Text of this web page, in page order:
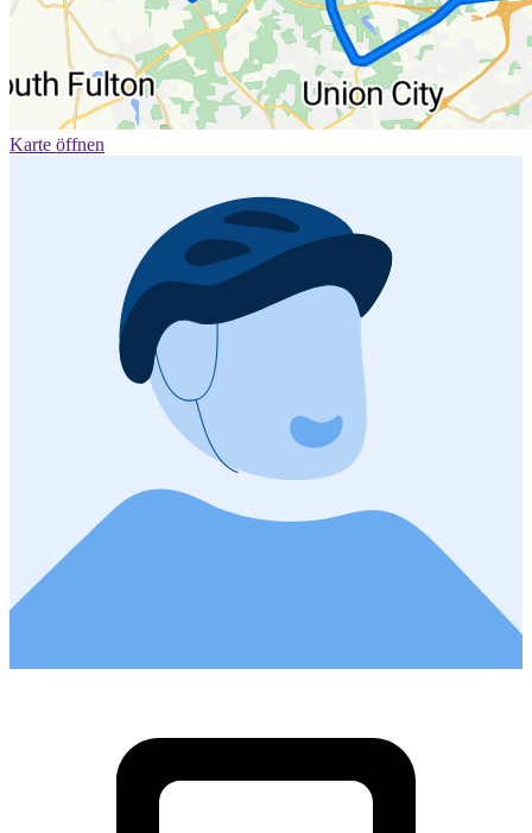
Karte öffnen